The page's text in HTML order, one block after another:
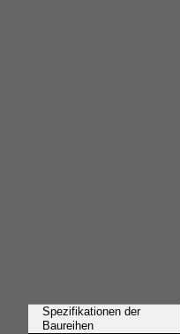
Spezifikationen der
Baureihen